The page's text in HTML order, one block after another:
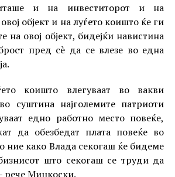
и на инвеститорот и на
објект и на луѓето коишто ќе ги
на овој објект, бидејќи навистина
пред сè да се влезе во една
коишто влегуваат во вакви
суштина најголемите патриоти
едно работно место повеќе,
да обезбедат плата повеќе во
ние како Влада секогаш ќе бидеме
што секогаш се труди да
рече Мицкоски.